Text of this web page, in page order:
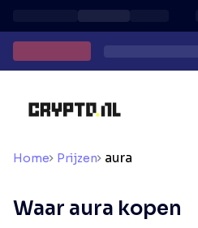
Home Prijzen aura
Waar aura kopen